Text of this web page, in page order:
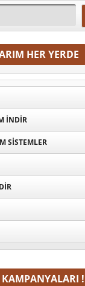
HER YERDE
INDIR
SISTEMLER
!